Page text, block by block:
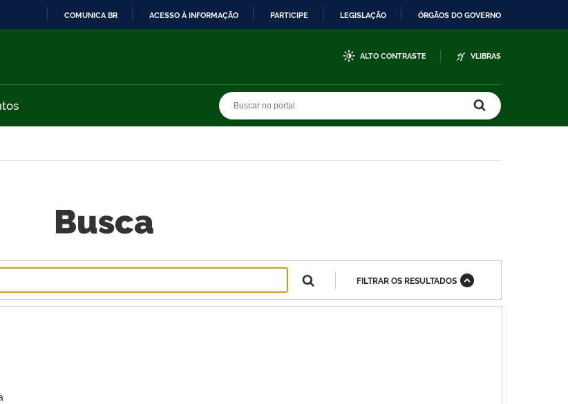
COMUNICA BR ACESSO À INFORMAÇÃO PARTICIPE LEGISLAÇÃO ÓRGÃOS DO GOVERNO
ALTO CONTRASTE VLIBRAS
Busca
FILTRAR OS RESULTADOS